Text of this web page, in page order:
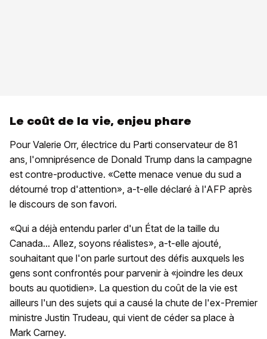
Le coût de la vie, enjeu phare
Pour Valerie Orr, électrice du Parti conservateur de 81
ans, l'omniprésence de Donald Trump dans la campagne
est contre-productive. «Cette menace venue du sud a
détourné trop d'attention», a-t-elle déclaré à l'AFP après
le discours de son favori.
«Qui a déjà entendu parler d'un État de la taille du
Canada... Allez, soyons réalistes», a-t-elle ajouté,
souhaitant que l'on parle surtout des défis auxquels les
gens sont confrontés pour parvenir à «joindre les deux
bouts au quotidien». La question du coût de la vie est
ailleurs l'un des sujets qui a causé la chute de l'ex-Premier
ministre Justin Trudeau, qui vient de céder sa place à
Mark Carney.